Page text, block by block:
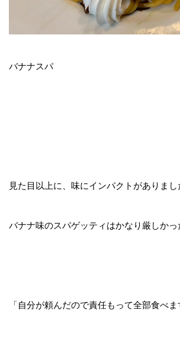
バナナスパ
見た目以上に、味にインパクトがありまし
バナナ味のスパゲッティはかなり厳しかっ
「自分が頼んだので責任もって全部食べま